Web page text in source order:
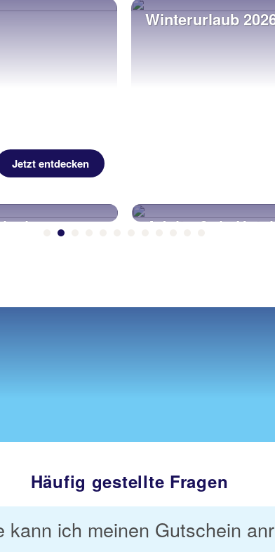
Jetzt entdecken
Winterurlaub
Only Hotels Fernreisen
Häufig gestellte Fragen
kann ich meinen Gutschein